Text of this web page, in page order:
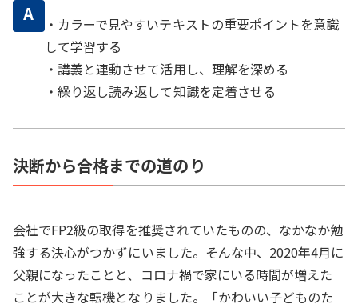
A
・カラーで見やすいテキストの重要ポイントを意識
して学習する
・講義と連動させて活用し、理解を深める
・繰り返し読み返して知識を定着させる
決断から合格までの道のり
会社でFP2級の取得を推奨されていたものの、なかなか勉
強する決心がつかずにいました。そんな中、2020年4月に
父親になったことと、コロナ禍で家にいる時間が増えた
ことが大きな転機となりました。「かわいい子どものた